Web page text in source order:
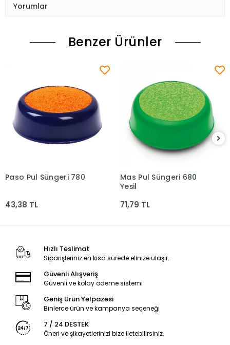
Yorumlar
Benzer Ürünler
Sepete Ekle
Paso Pul Süngeri 780
43,38 TL
Sepete Ekle
Mas Pul Süngeri 680
Yeşil
71,79 TL
Hızlı Teslimat
Siparişleriniz en kısa sürede elinize ulaşır.
Güvenli Alışveriş
Güvenli ve kolay ödeme sistemi
Geniş Ürün Yelpazesi
Binlerce ürün ve kampanya seçeneği
7 / 24 DESTEK
Öneri ve şikayetlerinizi bize iletebilirsiniz.